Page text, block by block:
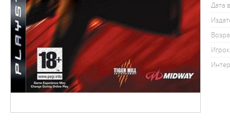
Дата